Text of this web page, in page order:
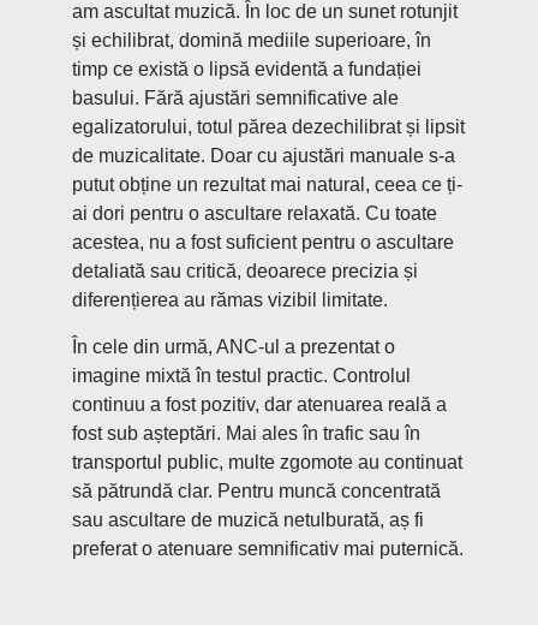
am ascultat muzică. În loc de un sunet rotunjit
și echilibrat, domină mediile superioare, în
timp ce există o lipsă evidentă a fundației
basului. Fără ajustări semnificative ale
egalizatorului, totul părea dezechilibrat și lipsit
de muzicalitate. Doar cu ajustări manuale s-a
putut obține un rezultat mai natural, ceea ce ți-
ai dori pentru o ascultare relaxată. Cu toate
acestea, nu a fost suficient pentru o ascultare
detaliată sau critică, deoarece precizia și
diferențierea au rămas vizibil limitate.
În cele din urmă, ANC-ul a prezentat o
imagine mixtă în testul practic. Controlul
continuu a fost pozitiv, dar atenuarea reală a
fost sub așteptări. Mai ales în trafic sau în
transportul public, multe zgomote au continuat
să pătrundă clar. Pentru muncă concentrată
sau ascultare de muzică netulburată, aș fi
preferat o atenuare semnificativ mai puternică.